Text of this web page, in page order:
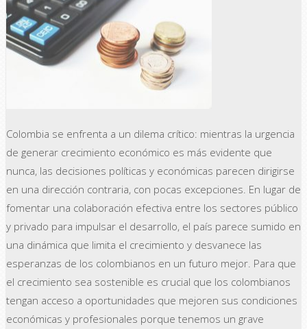
Colombia se enfrenta a un dilema crítico: mientras la urgencia
de generar crecimiento económico es más evidente que
nunca, las decisiones políticas y económicas parecen dirigirse
en una dirección contraria, con pocas excepciones. En lugar de
fomentar una colaboración efectiva entre los sectores público
y privado para impulsar el desarrollo, el país parece sumido en
una dinámica que limita el crecimiento y desvanece las
esperanzas de los colombianos en un futuro mejor. Para que
el crecimiento sea sostenible es crucial que los colombianos
tengan acceso a oportunidades que mejoren sus condiciones
económicas y profesionales porque tenemos un grave